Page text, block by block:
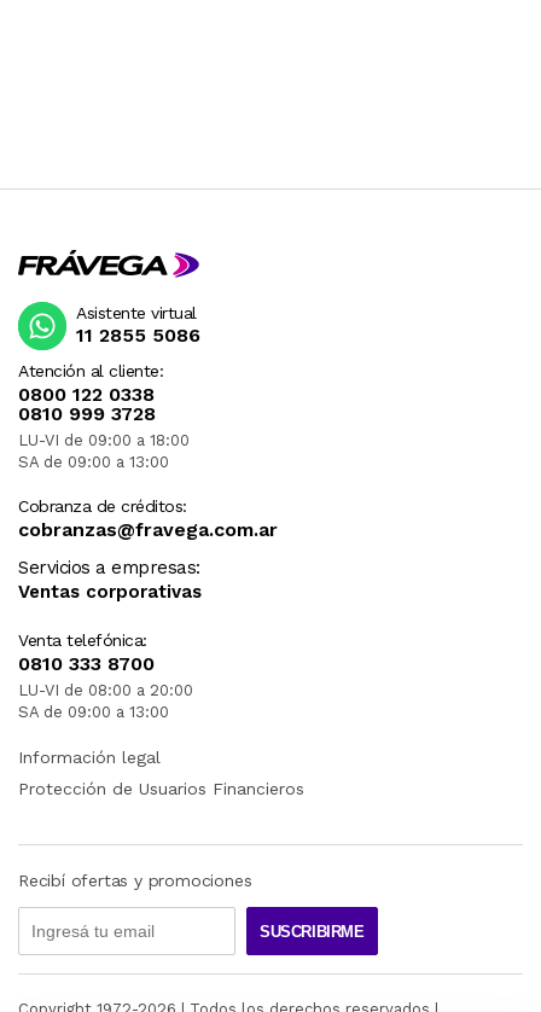
Atención al cliente:
0800 122 0338
0810 999 3728
LU-VI de 09:00 a 18:00
SA de 09:00 a 13:00
Cobranza de créditos:
cobranzas@fravega.com.ar
Servicios a empresas:
Ventas corporativas
Venta telefónica:
0810 333 8700
LU-VI de 08:00 a 20:00
SA de 09:00 a 13:00
Asistente virtual
11 2855 5086
Información legal
Protección de Usuarios Financieros
Recibí ofertas y promociones
SUSCRIBIRME